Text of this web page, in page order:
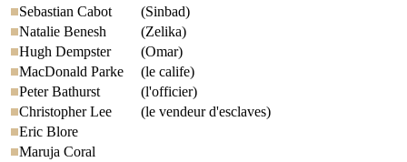
Sebastian Cabot
(Sinbad)
Natalie Benesh
(Zelika)
Hugh Dempster
(Omar)
MacDonald Parke
(le calife)
Peter Bathurst
(l'officier)
Christopher Lee
(le vendeur d'esclaves)
Eric Blore
Maruja Coral